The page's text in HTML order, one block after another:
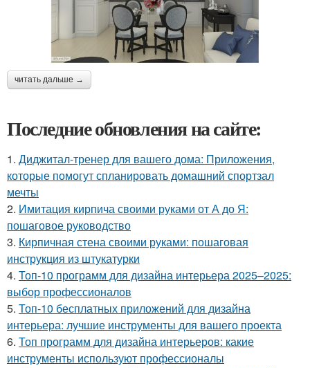
читать дальше →
Последние обновления на сайте:
1. Диджитал-тренер для вашего дома: Приложения,
которые помогут спланировать домашний спортзал
мечты
2. Имитация кирпича своими руками от А до Я:
пошаговое руководство
3. Кирпичная стена своими руками: пошаговая
инструкция из штукатурки
4. Топ-10 программ для дизайна интерьера 2025–2025:
выбор профессионалов
5. Топ-10 бесплатных приложений для дизайна
интерьера: лучшие инструменты для вашего проекта
6. Топ программ для дизайна интерьеров: какие
инструменты используют профессионалы